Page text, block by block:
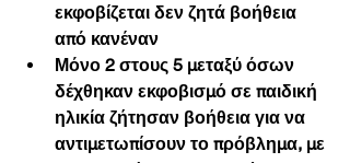
εκφοβίζεται δεν ζητά βοήθεια
από κανέναν
Μόνο 2 στους 5 μεταξύ όσων
δέχθηκαν εκφοβισμό σε παιδική
ηλικία ζήτησαν βοήθεια για να
αντιμετωπίσουν το πρόβλημα, με